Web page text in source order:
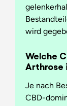
wird
Welche
Arthrose
Je nach
CBD-